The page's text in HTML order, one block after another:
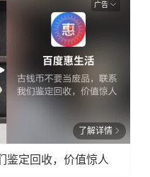
广告
了解详情
鉴定回收，价值惊人